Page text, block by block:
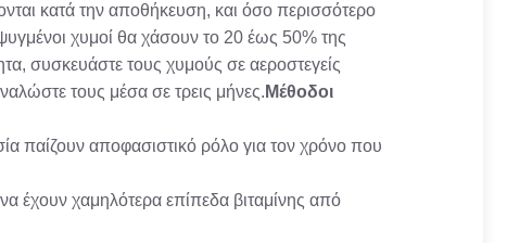
κατά την αποθήκευση, και όσο περισσότερο
χυμοί θα χάσουν το 20 έως 50% της
συσκευάστε τους χυμούς σε αεροστεγείς
τους μέσα σε τρεις μήνες. Μέθοδοι
παίζουν αποφασιστικό ρόλο για τον χρόνο που
έχουν χαμηλότερα επίπεδα βιταμίνης από